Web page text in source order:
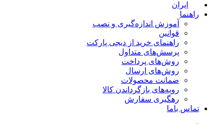
ایران
راهنما
آموزش اندازه‌گیری و نصب
قوانین
راهنمای خرید از دیجی پارکت
پرسش‌های متداول
روش‌های پرداخت
روش‌های ارسال
ضمانت محصولات
رویه‌های بازگرداندن کالا
رهگیری سفارش
تماس باما